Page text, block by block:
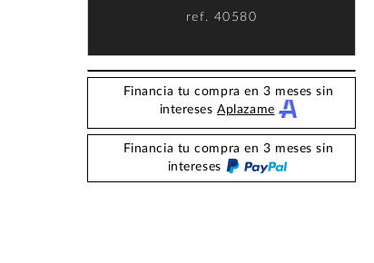
ref. 40580
Financia tu compra en 3 meses sin
interesesAplazame
Financia tu compra en 3 meses sin
intereses